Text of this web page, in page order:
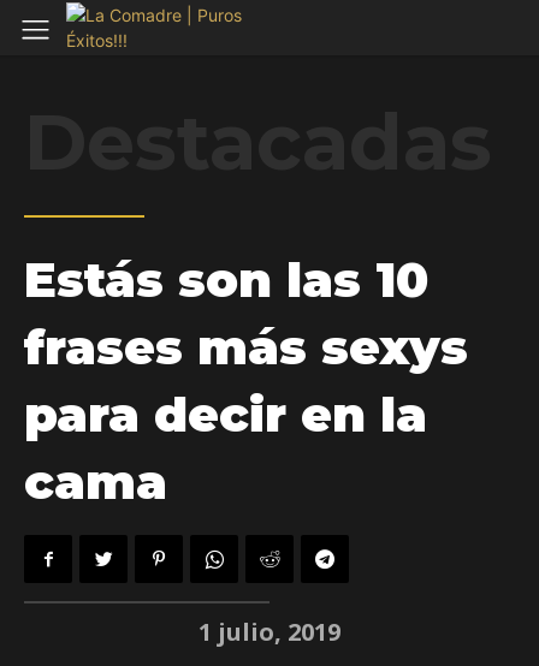
Estás son las 10
frases más sexys
para decir en la
cama
1 julio, 2019